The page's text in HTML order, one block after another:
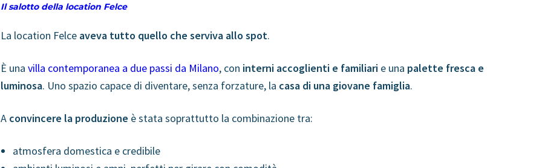
Il salotto della location Felce
La location Felce aveva tutto quello che serviva allo spot.
È una villa contemporanea a due passi da Milano, con interni accoglienti e familiari e una palette fresca e
luminosa. Uno spazio capace di diventare, senza forzature, la casa di una giovane famiglia.
A convincere la produzione è stata soprattutto la combinazione tra:
atmosfera domestica e credibile